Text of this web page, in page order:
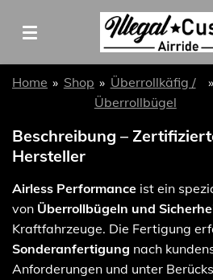
Hauptinhalt
Home » Shop » Überrollkäfig /
Überrollbügel
»
Beschreibung –
Hersteller
Airless Performance ist ein
von Überrollbügeln und
Kraftfahrzeuge. Die Fertigung
Sonderanfertigung nach
Anforderungen und unter